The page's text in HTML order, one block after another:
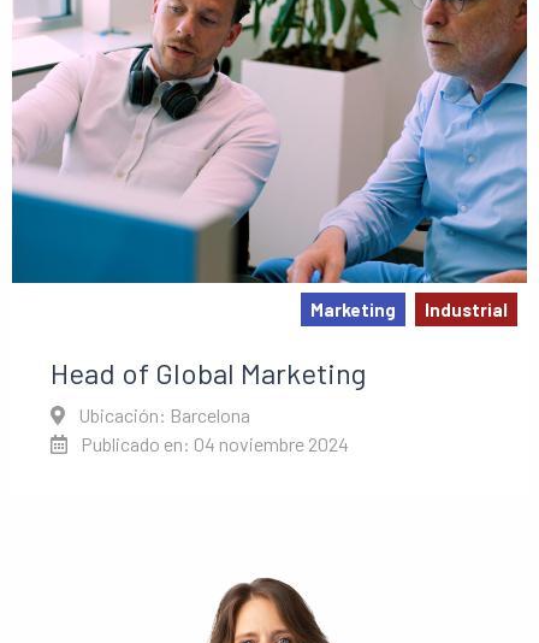
Marketing Industrial
Head of Global Marketing
Ubicación: Barcelona
Publicado en: 04 noviembre 2024